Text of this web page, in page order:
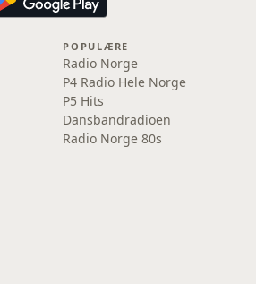
POPULÆRE
Radio Norge
P4 Radio Hele Norge
P5 Hits
Dansbandradioen
Radio Norge 80s